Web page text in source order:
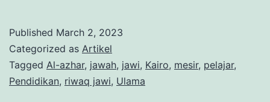
Published March 2, 2023
Categorized as Artikel
Tagged Al-azhar, jawah, jawi, Kairo, mesir, pelajar,
Pendidikan, riwaq jawi, Ulama